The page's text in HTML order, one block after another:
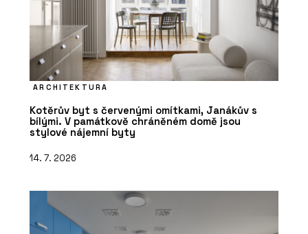
ARCHITEKTURA
Kotěrův byt s červenými omítkami, Janákův s
bílými. V památkově chráněném domě jsou
stylové nájemní byty
14. 7. 2026